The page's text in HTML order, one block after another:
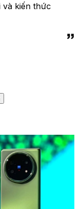
và kiến thức